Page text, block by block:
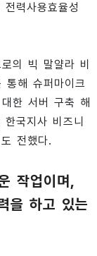
력사용효율성
의 빅 말얄라 비
통해 슈퍼마이크
한 서버 구축 해
국지사 비즈니
전했다.
작업이며,
을 하고 있는